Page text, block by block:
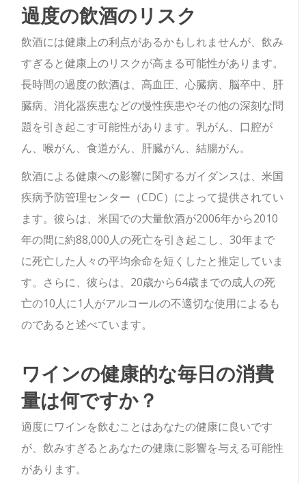
過度の飲酒のリスク
飲酒には健康上の利点があるかもしれませんが、飲み
すぎると健康上のリスクが高まる可能性があります。
長時間の過度の飲酒は、高血圧、心臓病、脳卒中、肝
臓病、消化器疾患などの慢性疾患やその他の深刻な問
題を引き起こす可能性があります。乳がん、口腔が
ん、喉がん、食道がん、肝臓がん、結腸がん。
飲酒による健康への影響に関するガイダンスは、米国
疾病予防管理センター（CDC）によって提供されてい
ます。彼らは、米国での大量飲酒が2006年から2010
年の間に約88,000人の死亡を引き起こし、30年まで
に死亡した人々の平均余命を短くしたと推定していま
す。さらに、彼らは、20歳から64歳までの成人の死
亡の10人に1人がアルコールの不適切な使用によるも
のであると述べています。
ワインの健康的な毎日の消費
量は何ですか？
適度にワインを飲むことはあなたの健康に良いです
が、飲みすぎるとあなたの健康に影響を与える可能性
があります。